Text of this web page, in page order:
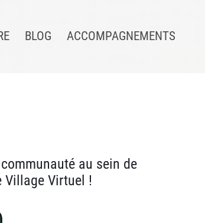
BLOG ACCOMPAGNEMENTS
au sein de
Village Virtuel !